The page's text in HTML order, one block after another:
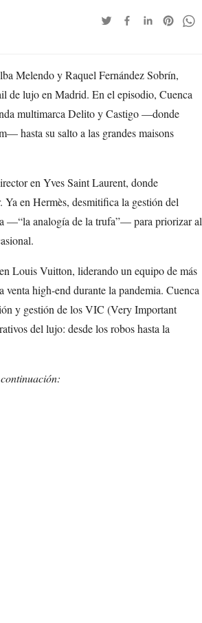
Melendo y Raquel Fernández Sobrín,
de lujo en Madrid. En el episodio, Cuenca
multimarca Delito y Castigo —donde
hasta su salto a las grandes maisons
en Yves Saint Laurent, donde
en Hermès, desmitifica la gestión del
—“la analogía de la trufa”— para priorizar al
Louis Vuitton, liderando un equipo de más
high-end durante la pandemia. Cuenca
y gestión de los VIC (Very Important
del lujo: desde los robos hasta la